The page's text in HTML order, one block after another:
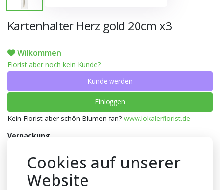
Kartenhalter Herz gold 20cm x3
Wilkommen
Florist aber noch kein Kunde?
Kunde werden
Einloggen
Kein Florist aber schön Blumen fan? www.lokalerflorist.de
Verpackung
Anzahl pro Wanne
1300x1
Cookies auf unserer
Website